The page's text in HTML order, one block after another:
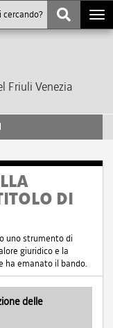
Friuli Venezia
DI
uno strumento di
giuridico e la
ha emanato il bando.
delle